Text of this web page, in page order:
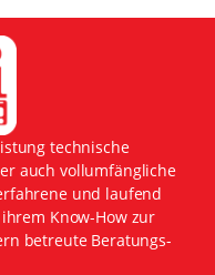
technische
auch vollumfängliche
und laufend
Know-How zur
betreute Beratungs-